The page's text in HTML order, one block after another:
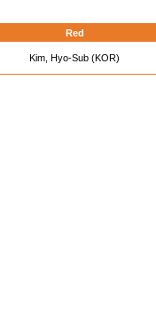
Red
Kim, Hyo-Sub (KOR)